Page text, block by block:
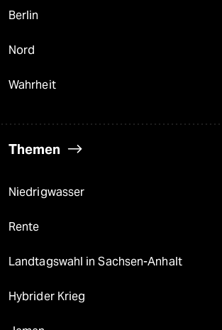
Berlin
Nord
Wahrheit
Themen
Niedrigwasser
Rente
Landtagswahl in Sachsen-Anhalt
Hybrider Krieg